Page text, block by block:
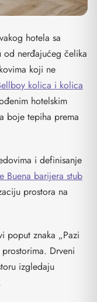
hotela sa
nerđajućeg čelika
koji ne
kolica i kolica
hotelskim
boje tepiha prema
i definisanje
Buena barijera stub
prostora na
poput znaka „Pazi
Drveni
izgledaju